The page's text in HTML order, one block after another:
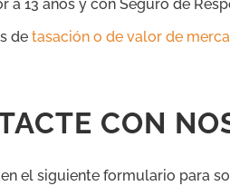
a 13 años y con Seguro de
de tasación o de valor de
CON
el siguiente formulario para